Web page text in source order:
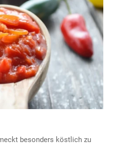
besonders köstlich zu